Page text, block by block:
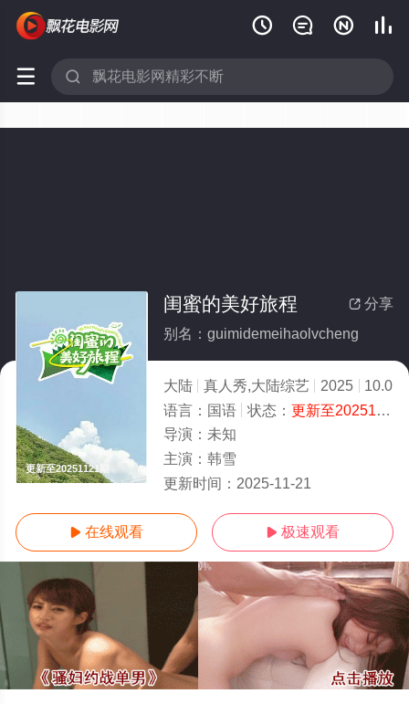
   
 
更新至20251121期
 分享
闺蜜的美好旅程
别名：guimidemeihaolvcheng
大陆 真人秀,大陆综艺 2025
10.0
语言： 国语 状态： 更新至20251121期
导演： 未知
主演： 韩雪
更新时间： 2025-11-21
 在线观看  极速观看